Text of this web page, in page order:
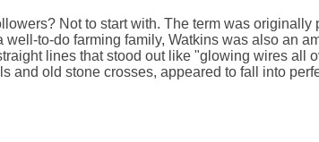
Not to start with. The term was
to-do farming family, Watkins was also an
lines that stood out like "glowing wires all
and old stone crosses, appeared to fall into